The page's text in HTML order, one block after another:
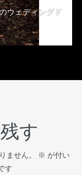
ウェディングド
す
ません。 ※ が付い
す